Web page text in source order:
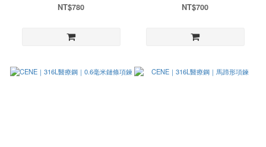
NT$780 NT$700